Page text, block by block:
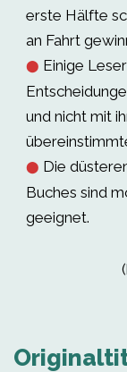
erste Hälfte
an Fahrt
⬤ Einige
und nicht mit
⬤ Die
Buches sind
geeignet.